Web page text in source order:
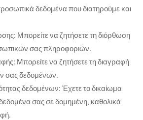
δεδομένα που διατηρούμε και
Μπορείτε να ζητήσετε τη διόρθωση
σας πληροφοριών.
Μπορείτε να ζητήσετε τη διαγραφή
σας δεδομένων.
δεδομένων: Έχετε το δικαίωμα
σας σε δομημένη, καθολικά